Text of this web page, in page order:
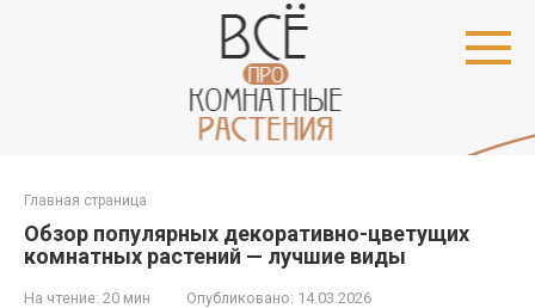
Главная страница
Обзор популярных декоративно-цветущих
комнатных растений — лучшие виды
На чтение: 20 мин Опубликовано: 14.03.2026